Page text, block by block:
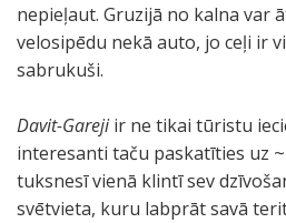
nepieļaut. Gruzijā no kalna var
velosipēdu nekā auto, jo ceļi ir
sabrukuši.
Davit-Garejiir ne tikai tūristu
interesanti taču paskatīties uz
tuksnesī vienā klintī sev
svētvieta, kuru labprāt savā